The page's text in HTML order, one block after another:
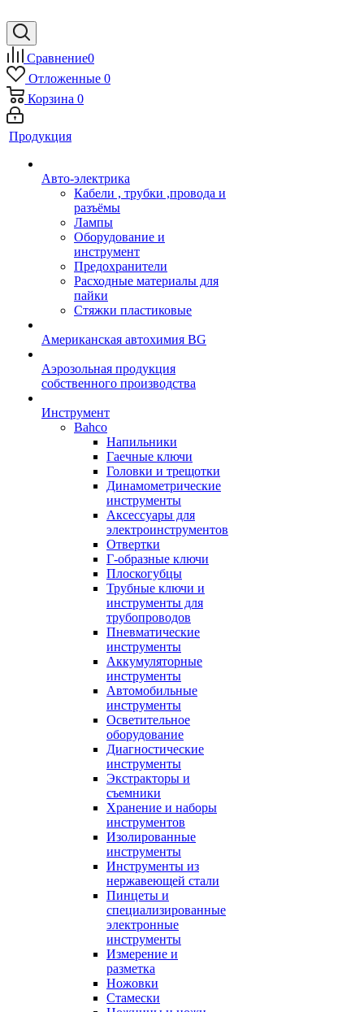
Сравнение0
Отложенные 0
Корзина 0
Продукция
Авто-электрика
Кабели , трубки ,провода и
разъёмы
Лампы
Оборудование и
инструмент
Предохранители
Расходные материалы для
пайки
Стяжки пластиковые
Американская автохимия BG
Аэрозольная продукция
собственного производства
Инструмент
Bahco
Напильники
Гаечные ключи
Головки и трещотки
Динамометрические
инструменты
Аксессуары для
электроинструментов
Отвертки
Г-образные ключи
Плоскогубцы
Трубные ключи и
инструменты для
трубопроводов
Пневматические
инструменты
Аккумуляторные
инструменты
Автомобильные
инструменты
Осветительное
оборудование
Диагностические
инструменты
Экстракторы и
съемники
Хранение и наборы
инструментов
Изолированные
инструменты
Инструменты из
нержавеющей стали
Пинцеты и
специализированные
электронные
инструменты
Измерение и
разметка
Ножовки
Стамески